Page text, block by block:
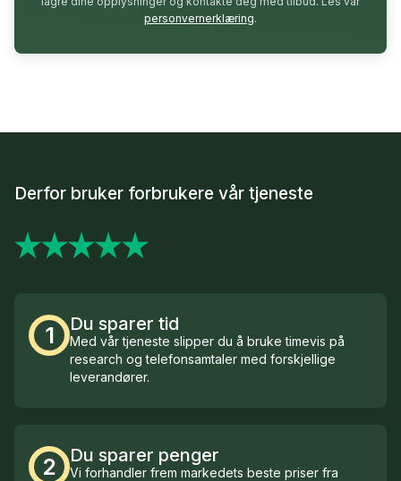
personvernerklæring.
Derfor bruker forbrukere vår tjeneste
1 Du sparer tid
Med vår tjeneste slipper du å bruke timevis på
research og telefonsamtaler med forskjellige
leverandører.
2 Du sparer penger
Vi forhandler frem markedets beste priser fra